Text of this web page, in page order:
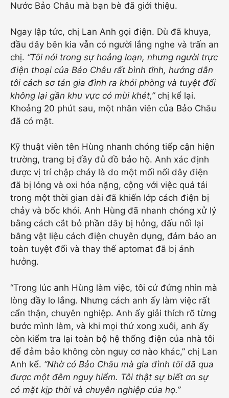
Nước Bảo Châu mà bạn bè đã giới thiệu.
Ngay lập tức, chị Lan Anh gọi điện. Dù đã khuya,
đầu dây bên kia vẫn có người lắng nghe và trấn an
chị. “Tôi nói trong sự hoảng loạn, nhưng người trực
điện thoại của Bảo Châu rất bình tĩnh, hướng dẫn
tôi cách sơ tán gia đình ra khỏi phòng và tuyệt đối
không lại gần khu vực có mùi khét,”chị kể lại.
Khoảng 20 phút sau, một nhân viên của Bảo Châu
đã có mặt.
Kỹ thuật viên tên Hùng nhanh chóng tiếp cận hiện
trường, trang bị đầy đủ đồ bảo hộ. Anh xác định
được vị trí chập cháy là do một mối nối dây điện
đã bị lỏng và oxi hóa nặng, cộng với việc quá tải
trong một thời gian dài đã khiến lớp cách điện bị
chảy và bốc khói. Anh Hùng đã nhanh chóng xử lý
bằng cách cắt bỏ phần dây bị hỏng, đấu nối lại
bằng vật liệu cách điện chuyên dụng, đảm bảo an
toàn tuyệt đối và thay thế aptomat đã bị ảnh
hưởng.
“Trong lúc anh Hùng làm việc, tôi cứ đứng nhìn mà
lòng đầy lo lắng. Nhưng cách anh ấy làm việc rất
cẩn thận, chuyên nghiệp. Anh ấy giải thích rõ từng
bước mình làm, và khi mọi thứ xong xuôi, anh ấy
còn kiểm tra lại toàn bộ hệ thống điện của nhà tôi
để đảm bảo không còn nguy cơ nào khác,” chị Lan
Anh kể. “Nhờ có Bảo Châu mà gia đình tôi đã qua
được một đêm nguy hiểm. Tôi thật sự biết ơn sự
có mặt kịp thời và chuyên nghiệp của họ.”